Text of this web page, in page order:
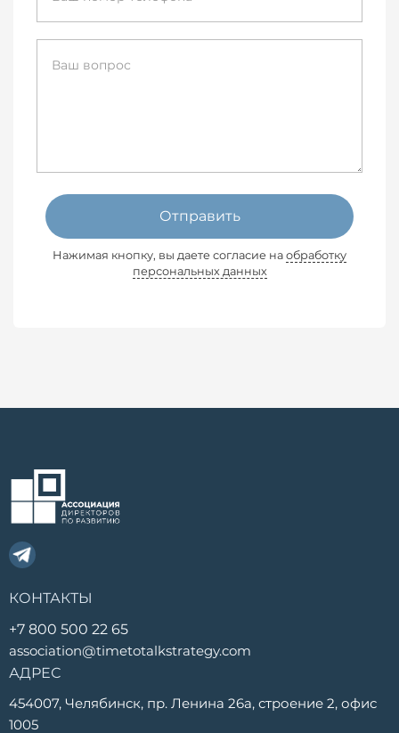
Отправить
Нажимая кнопку, вы даете согласие на обработку
персональных данных
КОНТАКТЫ
+7 800 500 22 65
association@timetotalkstrategy.com
АДРЕС
454007, Челябинск, пр. Ленина 26а, строение 2, офис
1005